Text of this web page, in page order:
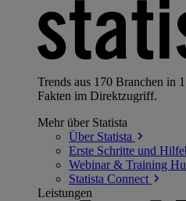
Trends aus 170 Branchen in
Fakten im Direktzugriff.
Mehr über Statista
Über Statista
Erste Schritte und
Webinar & Training
Statista Connect
Leistungen